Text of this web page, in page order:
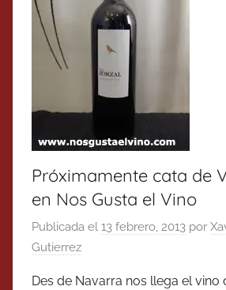
Próximamente cata de
en Nos Gusta el Vino
Publicada el 13 febrero, 2013 por
Gutierrez
Des de Navarra nos llega el vino